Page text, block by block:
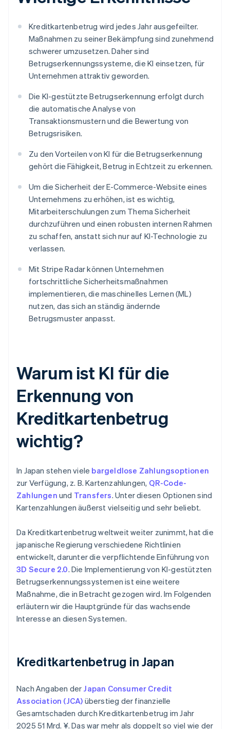
Kreditkartenbetrug wird jedes Jahr ausgefeilter.
Maßnahmen zu seiner Bekämpfung sind zunehmend
schwerer umzusetzen. Daher sind
Betrugserkennungssysteme, die KI einsetzen, für
Unternehmen attraktiv geworden.
Die KI-gestützte Betrugserkennung erfolgt durch
die automatische Analyse von
Transaktionsmustern und die Bewertung von
Betrugsrisiken.
Zu den Vorteilen von KI für die Betrugserkennung
gehört die Fähigkeit, Betrug in Echtzeit zu erkennen.
Um die Sicherheit der E-Commerce-Website eines
Unternehmens zu erhöhen, ist es wichtig,
Mitarbeiterschulungen zum Thema Sicherheit
durchzuführen und einen robusten internen Rahmen
zu schaffen, anstatt sich nur auf KI-Technologie zu
verlassen.
Mit Stripe Radar können Unternehmen
fortschrittliche Sicherheitsmaßnahmen
implementieren, die maschinelles Lernen (ML)
nutzen, das sich an ständig ändernde
Betrugsmuster anpasst.
Warum ist KI für die
Erkennung von
Kreditkartenbetrug
wichtig?
In Japan stehen viele bargeldlose Zahlungsoptionen
zur Verfügung, z. B. Kartenzahlungen, QR-Code-
Zahlungen und Transfers. Unter diesen Optionen sind
Kartenzahlungen äußerst vielseitig und sehr beliebt.
Da Kreditkartenbetrug weltweit weiter zunimmt, hat die
japanische Regierung verschiedene Richtlinien
entwickelt, darunter die verpflichtende Einführung von
3D Secure 2.0. Die Implementierung von KI-gestützten
Betrugserkennungssystemen ist eine weitere
Maßnahme, die in Betracht gezogen wird. Im Folgenden
erläutern wir die Hauptgründe für das wachsende
Interesse an diesen Systemen.
Kreditkartenbetrug in Japan
Nach Angaben der Japan Consumer Credit
Association (JCA) überstieg der finanzielle
Gesamtschaden durch Kreditkartenbetrug im Jahr
2025 51 Mrd. ¥. Das war mehr als doppelt so viel wie der